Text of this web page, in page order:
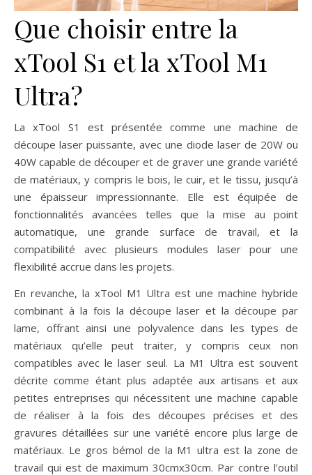
Que choisir entre la
xTool S1 et la xTool M1
Ultra?
La xTool S1 est présentée comme une machine de
découpe laser puissante, avec une diode laser de 20W ou
40W capable de découper et de graver une grande variété
de matériaux, y compris le bois, le cuir, et le tissu, jusqu’à
une épaisseur impressionnante. Elle est équipée de
fonctionnalités avancées telles que la mise au point
automatique, une grande surface de travail, et la
compatibilité avec plusieurs modules laser pour une
flexibilité accrue dans les projets.
En revanche, la xTool M1 Ultra est une machine hybride
combinant à la fois la découpe laser et la découpe par
lame, offrant ainsi une polyvalence dans les types de
matériaux qu’elle peut traiter, y compris ceux non
compatibles avec le laser seul. La M1 Ultra est souvent
décrite comme étant plus adaptée aux artisans et aux
petites entreprises qui nécessitent une machine capable
de réaliser à la fois des découpes précises et des
gravures détaillées sur une variété encore plus large de
matériaux. Le gros bémol de la M1 ultra est la zone de
travail qui est de maximum 30cmx30cm. Par contre l’outil